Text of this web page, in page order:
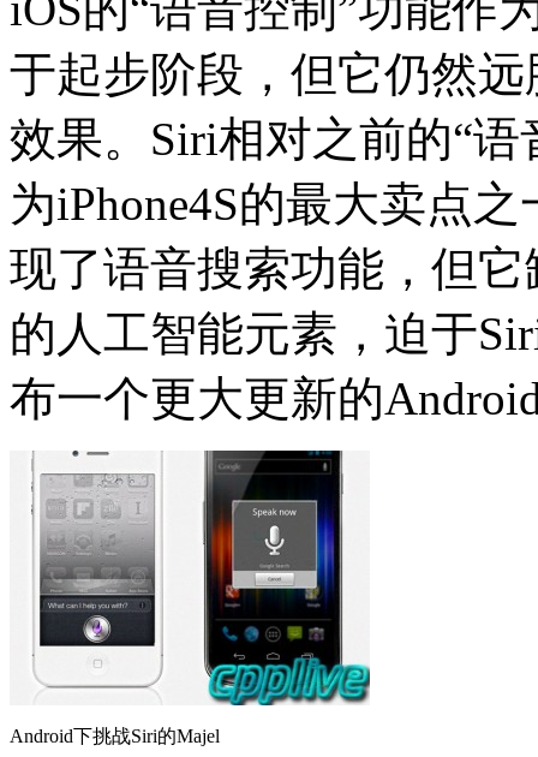
于起步阶段，但它仍然
效果。Siri相对之前的“
为iPhone4S的最大卖点
现了语音搜索功能，但
的人工智能元素，迫于
布一个更大更新的
Android下挑战Siri的Majel